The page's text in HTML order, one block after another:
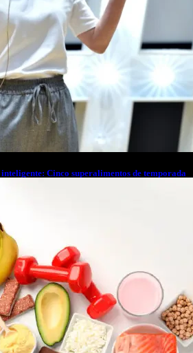
Cinco superalimentos de temporada